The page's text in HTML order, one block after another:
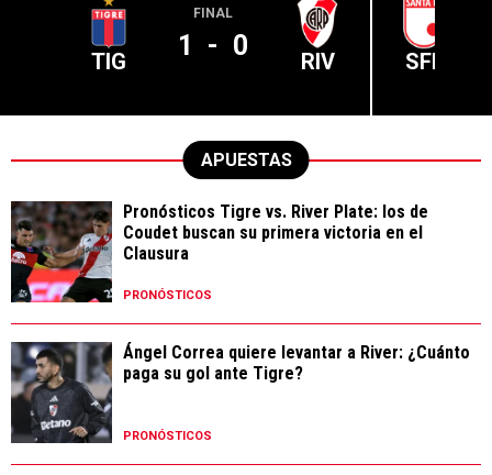
TIG
FINAL
1 - 0 RIV SFE
APUESTAS
Pronósticos Tigre vs. River Plate: los de
Coudet buscan su primera victoria en el
Clausura
PRONÓSTICOS
Ángel Correa quiere levantar a River: ¿Cuánto
paga su gol ante Tigre?
PRONÓSTICOS